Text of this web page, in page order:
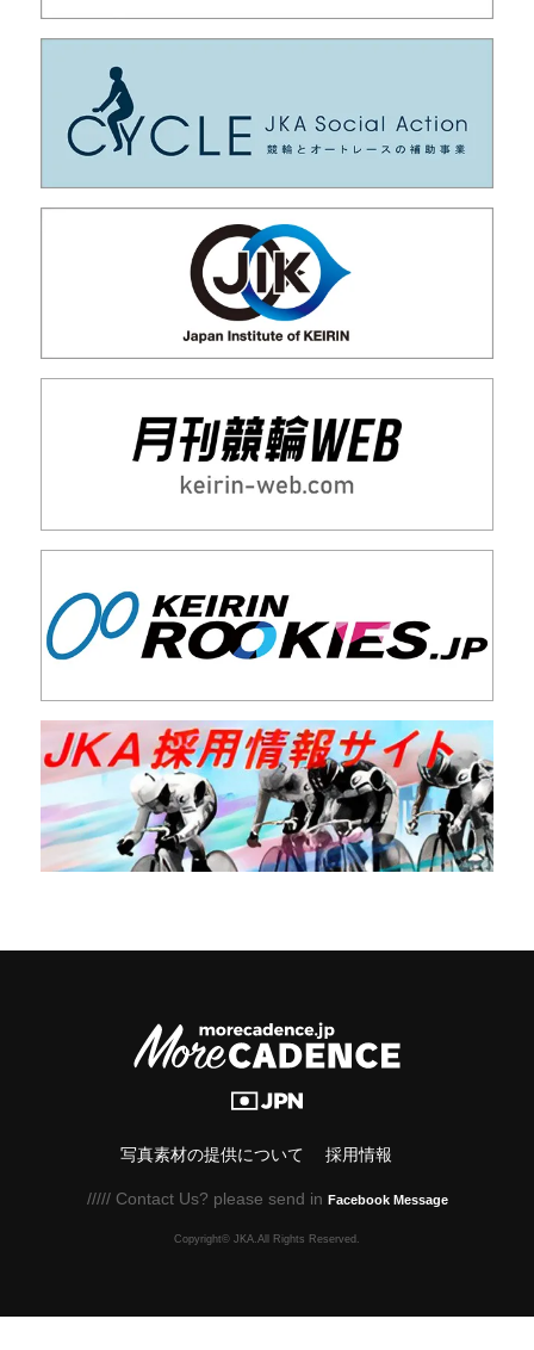
写真素材の提供について 採用情報
///// Contact Us? please send in Facebook Message
Copyright© JKA.All Rights Reserved.